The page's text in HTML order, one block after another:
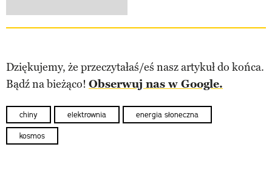
Dziękujemy, że przeczytałaś/eś nasz artykuł do końca.
Bądź na bieżąco! Obserwuj nas w Google.
chiny elektrownia energia słoneczna
kosmos